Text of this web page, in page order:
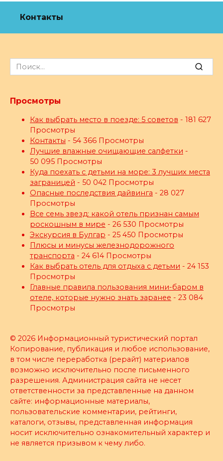
Контакты
Search
for:
Просмотры
Как выбрать место в поезде: 5 советов - 181 627
Просмотры
Контакты - 54 366 Просмотры
Лучшие влажные очищающие салфетки -
50 095 Просмотры
Куда поехать с детьми на море: 3 лучших места
заграницей - 50 042 Просмотры
Опасные последствия дайвинга - 28 027
Просмотры
Все семь звезд: какой отель признан самым
роскошным в мире - 26 530 Просмотры
Экскурсия в Булгар - 25 450 Просмотры
Плюсы и минусы железнодорожного
транспорта - 24 614 Просмотры
Как выбрать отель для отдыха с детьми - 24 153
Просмотры
Главные правила пользования мини-баром в
отеле, которые нужно знать заранее - 23 084
Просмотры
© 2026 Информационный туристический портал
Копирование, публикация и любое использование,
в том числе переработка (рерайт) материалов
возможно исключительно после письменного
разрешения. Администрация сайта не несет
ответственности за представленные на данном
сайте: информационные материалы,
пользовательские комментарии, рейтинги,
каталоги, отзывы, представленная информация
носит исключительно ознакомительный характер и
не является призывом к чему либо.